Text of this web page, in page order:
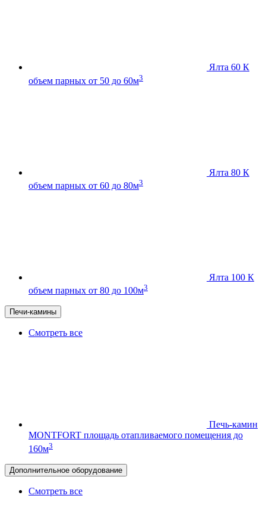
Ялта 60 К
объем парных от 50 до 60м3
Ялта 80 К
объем парных от 60 до 80м3
Ялта 100 К
объем парных от 80 до 100м3
Печи-камины
Смотреть все
Печь-камин
MONTFORT площадь отапливаемого помещения до
160м3
Дополнительное оборудование
Смотреть все